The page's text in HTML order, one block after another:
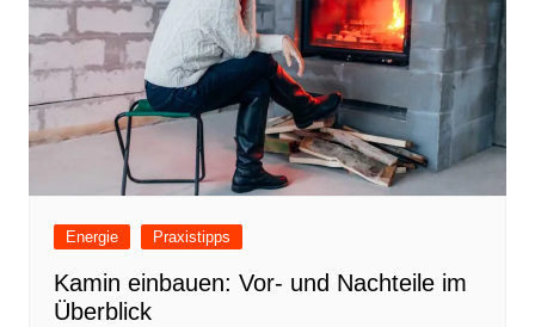
Energie Praxistipps
Kamin einbauen: Vor- und Nachteile im
Überblick